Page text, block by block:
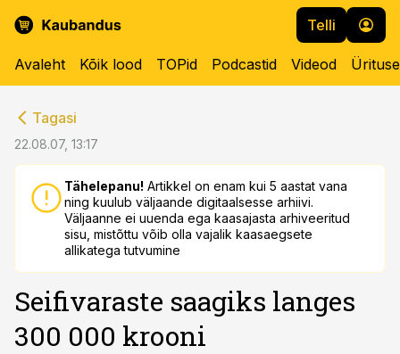
Telli
Avaleht Kõik lood TOPid Podcastid Videod
Tagasi
22.08.07, 13:17
Tähelepanu! Artikkel on enam kui 5 aastat vana
ning kuulub väljaande digitaalsesse arhiivi.
Väljaanne ei uuenda ega kaasajasta arhiveeritud
sisu, mistõttu võib olla vajalik kaasaegsete
allikatega tutvumine
Seifivaraste saagiks langes
300 000 krooni